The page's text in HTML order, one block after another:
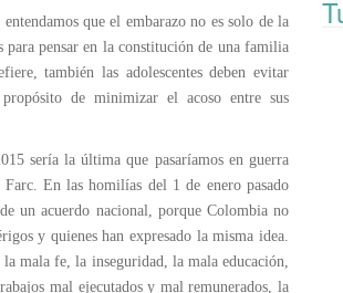
que el embarazo no es solo de la
para pensar en la constitución de una familia
también las adolescentes deben evitar
de minimizar el acoso entre sus
sería la última que pasaríamos en guerra
En las homilías del 1 de enero pasado
un acuerdo nacional, porque Colombia no
y quienes han expresado la misma idea.
mala fe, la inseguridad, la mala educación,
mal ejecutados y mal remunerados, la